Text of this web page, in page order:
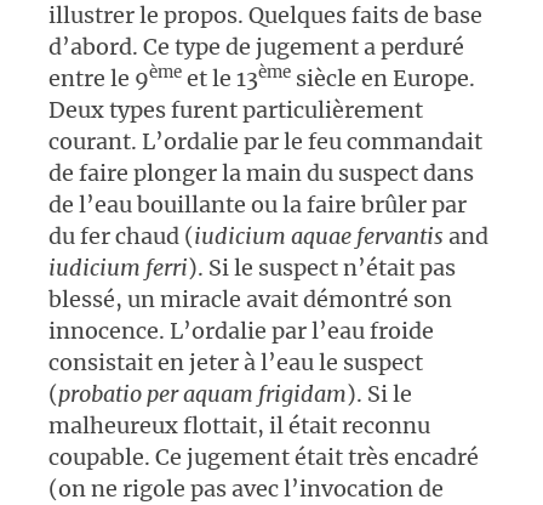
illustrer le propos. Quelques faits de base
d’abord. Ce type de jugement a perduré
entre le 9ème et le 13ème siècle en Europe.
Deux types furent particulièrement
courant. L’ordalie par le feu commandait
de faire plonger la main du suspect dans
de l’eau bouillante ou la faire brûler par
du fer chaud (iudicium aquae fervantis and
iudicium ferri). Si le suspect n’était pas
blessé, un miracle avait démontré son
innocence. L’ordalie par l’eau froide
consistait en jeter à l’eau le suspect
(probatio per aquam frigidam). Si le
malheureux flottait, il était reconnu
coupable. Ce jugement était très encadré
(on ne rigole pas avec l’invocation de